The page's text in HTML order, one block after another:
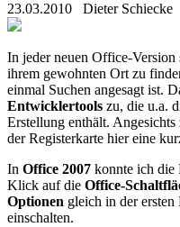
23.03.2010 Dieter Schiecke
In jeder neuen Office-
ihrem gewohnten Ort zu
einmal Suchen angesagt ist.
Entwicklertools zu, die u.a.
Erstellung enthält.
der Registerkarte hier eine
In Office 2007 konnte ich die
Klick auf die Office-
Optionen gleich in der
einschalten.